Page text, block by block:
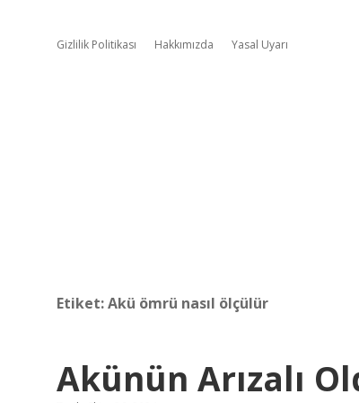
Gizlilik Politikası Hakkımızda Yasal Uyarı
Etiket:Akü ömrü nasıl ölçülür
Akünün Arızalı